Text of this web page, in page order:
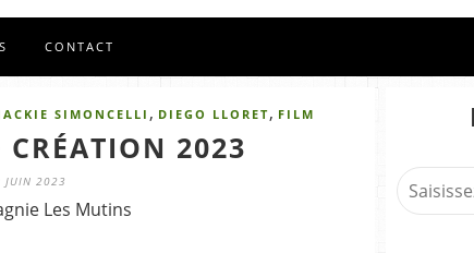
CONTACT
SIMONCELLI , DIEGO LLORET, FILM
2023
JUIN 2023
Les Mutins